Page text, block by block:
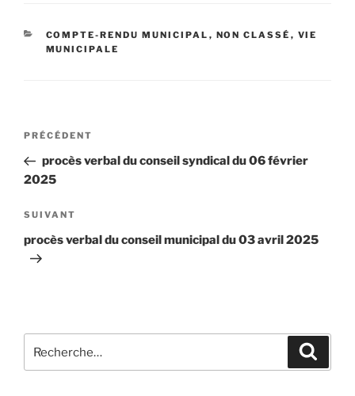
COMPTE-RENDU MUNICIPAL , NON CLASSÉ , VIE
MUNICIPALE
PRÉCÉDENT
procès verbal du conseil syndical du 06 février
2025
SUIVANT
procès verbal du conseil municipal du 03 avril 2025